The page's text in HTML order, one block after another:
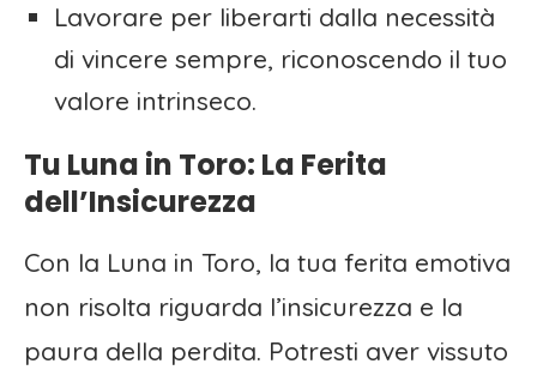
Lavorare per liberarti dalla necessità
di vincere sempre, riconoscendo il tuo
valore intrinseco.
Tu Luna in Toro: La Ferita
dell’Insicurezza
Con la Luna in Toro, la tua ferita emotiva
non risolta riguarda l’insicurezza e la
paura della perdita. Potresti aver vissuto